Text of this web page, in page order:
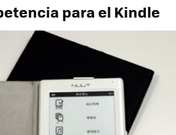
para el Kindle